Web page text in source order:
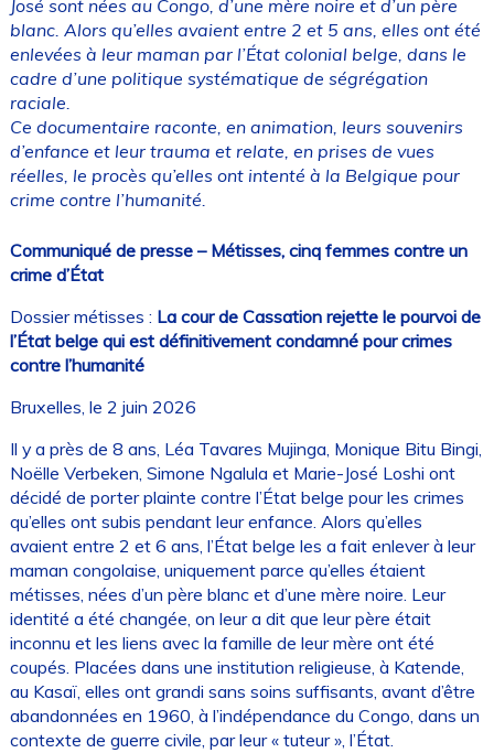
José sont nées au Congo, d’une mère noire et d’un père
blanc. Alors qu’elles avaient entre 2 et 5 ans, elles ont été
enlevées à leur maman par l’État colonial belge, dans le
cadre d’une politique systématique de ségrégation
raciale.
Ce documentaire raconte, en animation, leurs souvenirs
d’enfance et leur trauma et relate, en prises de vues
réelles, le procès qu’elles ont intenté à la Belgique pour
crime contre l’humanité.
Communiqué de presse – Métisses, cinq femmes contre un
crime d’État
Dossier métisses : La cour de Cassation rejette le pourvoi de
l’État belge qui est définitivement condamné pour crimes
contre l’humanité
Bruxelles, le 2 juin 2026
Il y a près de 8 ans, Léa Tavares Mujinga, Monique Bitu Bingi,
Noëlle Verbeken, Simone Ngalula et Marie-José Loshi ont
décidé de porter plainte contre l’État belge pour les crimes
qu’elles ont subis pendant leur enfance. Alors qu’elles
avaient entre 2 et 6 ans, l’État belge les a fait enlever à leur
maman congolaise, uniquement parce qu’elles étaient
métisses, nées d’un père blanc et d’une mère noire. Leur
identité a été changée, on leur a dit que leur père était
inconnu et les liens avec la famille de leur mère ont été
coupés. Placées dans une institution religieuse, à Katende,
au Kasaï, elles ont grandi sans soins suffisants, avant d’être
abandonnées en 1960, à l’indépendance du Congo, dans un
contexte de guerre civile, par leur « tuteur », l’État.